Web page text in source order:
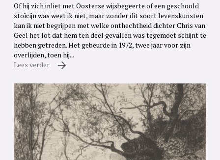
Of hij zich inliet met Oosterse wijsbegeerte of een geschoold
stoïcijn was weet ik niet, maar zonder dit soort levenskunsten
kan ik niet begrijpen met welke onthechtheid dichter Chris van
Geel het lot dat hem ten deel gevallen was tegemoet schijnt te
hebben getreden. Het gebeurde in 1972, twee jaar voor zijn
overlijden, toen hij...
Lees verder